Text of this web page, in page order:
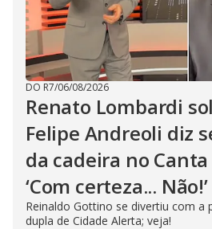
DO R7/06/08/2026
Renato Lombardi
Felipe Andreoli diz
da cadeira no
‘Com certeza... Não!’
Reinaldo Gottino se divertiu com a
dupla de Cidade Alerta; veja!